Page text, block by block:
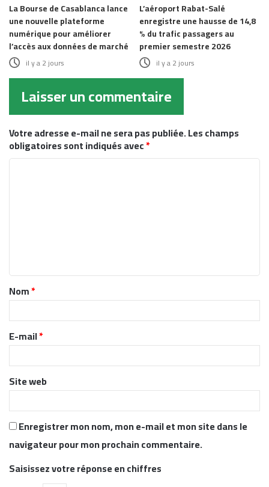
La Bourse de Casablanca lance
une nouvelle plateforme
numérique pour améliorer
l’accès aux données de marché
il y a 2 jours
L’aéroport Rabat-Salé
enregistre une hausse de 14,8
% du trafic passagers au
premier semestre 2026
il y a 2 jours
Laisser un commentaire
Votre adresse e-mail ne sera pas publiée.Les champs
obligatoires sont indiqués avec*
t
a
r
e
*
Nom*
E-mail*
Site web
Enregistrer mon nom, mon e-mail et mon site dans le
navigateur pour mon prochain commentaire.
Saisissez votre réponse en chiffres